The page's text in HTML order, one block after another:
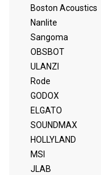
Boston Acoustics
Nanlite
Sangoma
OBSBOT
ULANZI
Rode
GODOX
ELGATO
SOUNDMAX
HOLLYLAND
MSI
JLAB